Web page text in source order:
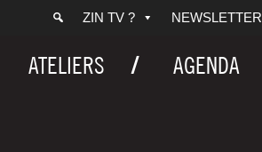
ZIN TV ? NEWSLETTER
ATELIERS AGENDA